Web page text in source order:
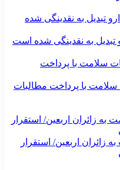
سلامت با پرداخت مطالبات
خدمت به زائران اربعین/ استقرار